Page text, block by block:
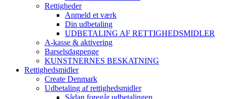
Rettigheder
Anmeld et værk
Din udbetaling
UDBETALING AF RETTIGHEDSMIDLER
A-kasse & aktivering
Barselsdagpenge
KUNSTNERNES BESKATNING
Rettighedsmidler
Create Denmark
Udbetaling af rettighedsmidler
Sådan foregår udbetalingen